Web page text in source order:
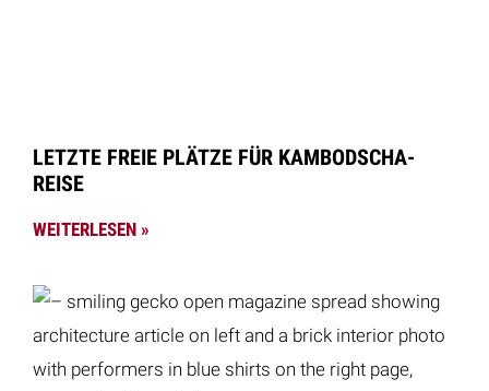
LETZTE FREIE PLÄTZE FÜR KAMBODSCHA-
REISE
WEITERLESEN »